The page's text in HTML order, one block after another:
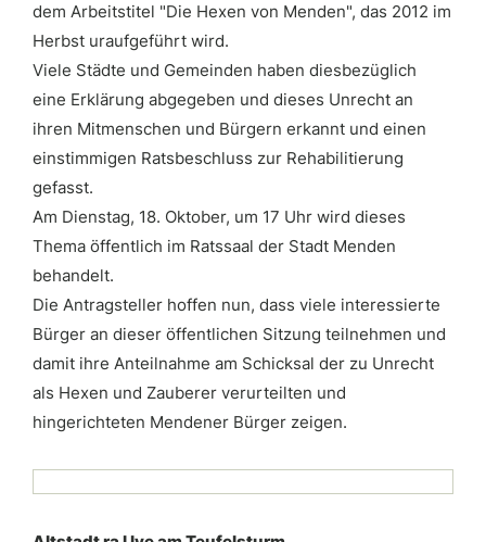
dem Arbeitstitel "Die Hexen von Menden", das 2012 im
Herbst uraufgeführt wird.
Viele Städte und Gemeinden haben diesbezüglich
eine Erklärung abgegeben und dieses Unrecht an
ihren Mitmenschen und Bürgern erkannt und einen
einstimmigen Ratsbeschluss zur Rehabilitierung
gefasst.
Am Dienstag, 18. Oktober, um 17 Uhr wird dieses
Thema öffentlich im Ratssaal der Stadt Menden
behandelt.
Die Antragsteller hoffen nun, dass viele interessierte
Bürger an dieser öffentlichen Sitzung teilnehmen und
damit ihre Anteilnahme am Schicksal der zu Unrecht
als Hexen und Zauberer verurteilten und
hingerichteten Mendener Bürger zeigen.